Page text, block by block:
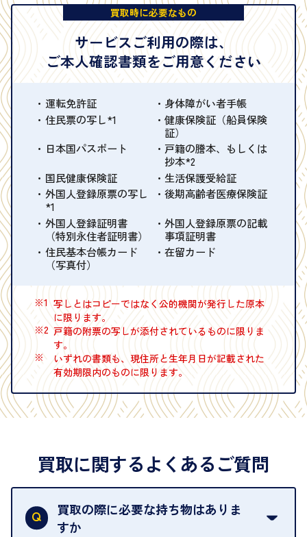
買取時に必要なもの
サービスご利用の際は、
ご本人確認書類をご用意ください
運転免許証
身体障がい者手帳
住民票の写し*1
健康保険証（船員保険
証）
日本国パスポート
戸籍の謄本、もしくは
抄本*2
国民健康保険証
生活保護受給証
外国人登録原票の写し
*1
後期高齢者医療保険証
外国人登録証明書
（特別永住者証明書）
外国人登録原票の記載
事項証明書
住民基本台帳カード
（写真付）
在留カード
※1 写しとはコピーではなく公的機関が発行した原本
に限ります。
※2 戸籍の附票の写しが添付されているものに限りま
す。
※
いずれの書類も、現住所と生年月日が記載された
有効期限内のものに限ります。
買取に関するよくあるご質問
買取の際に必要な持ち物はありま
すか